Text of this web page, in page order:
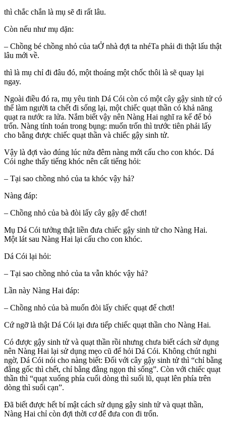
thì chắc chắn là mụ sẽ đi rất lâu.
Còn nếu như mụ dặn:
– Chồng bé chồng nhỏ của taỞ nhà đợi ta nhéTa phải đi thật lấu thật
lâu mới về.
thì là mụ chỉ đi đâu đó, một thoáng một chốc thôi là sẽ quay lại
ngay.
Ngoài điều đó ra, mụ yêu tinh Dá Cói còn có một cây gậy sinh tử có
thể làm người ta chết đi sống lại, một chiếc quạt thần có khả năng
quạt ra nước ra lửa. Nắm biết vậy nên Nàng Hai nghĩ ra kế để bỏ
trốn. Nàng tính toán trong bụng: muốn trốn thì trước tiên phải lấy
cho bằng được chiếc quạt thần và chiếc gậy sinh tử.
Vậy là đợi vào đúng lúc nửa đêm nàng mới cấu cho con khóc. Dá
Cói nghe thấy tiếng khóc nên cất tiếng hỏi:
– Tại sao chồng nhỏ của ta khóc vậy hả?
Nàng đáp:
– Chồng nhỏ của bà đòi lấy cây gậy để chơi!
Mụ Dá Cói tưởng thật liền đưa chiếc gậy sinh tử cho Nàng Hai.
Một lát sau Nàng Hai lại cấu cho con khóc.
Dá Cói lại hỏi:
– Tại sao chồng nhỏ của ta vẫn khóc vậy hả?
Lần này Nàng Hai đáp:
– Chồng nhỏ của bà muốn đòi lấy chiếc quạt để chơi!
Cứ ngỡ là thật Dá Cói lại đưa tiếp chiếc quạt thần cho Nàng Hai.
Có được gậy sinh tử và quạt thần rồi nhưng chưa biết cách sử dụng
nên Nàng Hai lại sử dụng mẹo cũ để hỏi Dá Cói. Không chút nghi
ngờ, Dá Cói nói cho nàng biết: Đối với cây gậy sinh tử thì “chỉ bằng
đằng gốc thì chết, chỉ bằng đằng ngọn thì sống”. Còn với chiếc quạt
thần thì “quạt xuống phía cuối dòng thì suối lũ, quạt lên phía trên
dòng thì suối cạn”.
Đã biết được hết bí mật cách sử dụng gậy sinh tử và quạt thần,
Nàng Hai chỉ còn đợi thời cơ để đưa con đi trốn.